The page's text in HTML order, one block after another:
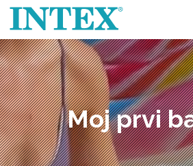
Moj prvi